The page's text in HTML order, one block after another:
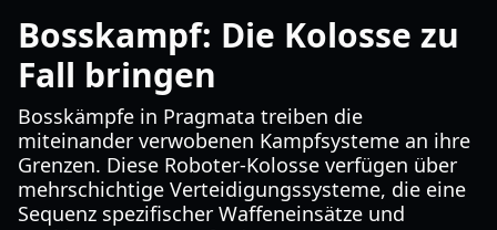
Bosskampf: Die Kolosse zu
Fall bringen
Bosskämpfe in Pragmata treiben die
miteinander verwobenen Kampfsysteme an ihre
Grenzen. Diese Roboter-Kolosse verfügen über
mehrschichtige Verteidigungssysteme, die eine
Sequenz spezifischer Waffeneinsätze und